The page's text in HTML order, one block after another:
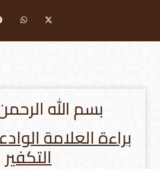
بسم الله
براءة العلامة
التكفير